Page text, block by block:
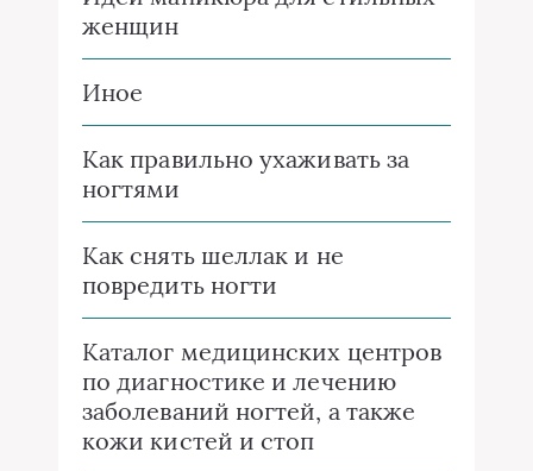
женщин
Иное
Как правильно ухаживать за
ногтями
Как снять шеллак и не
повредить ногти
Каталог медицинских центров
по диагностике и лечению
заболеваний ногтей, а также
кожи кистей и стоп